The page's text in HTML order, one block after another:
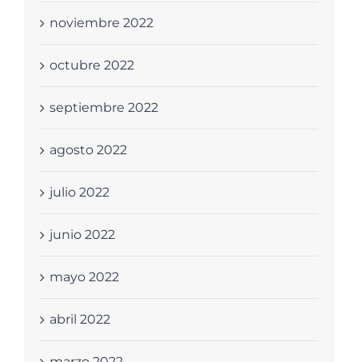
noviembre 2022
octubre 2022
septiembre 2022
agosto 2022
julio 2022
junio 2022
mayo 2022
abril 2022